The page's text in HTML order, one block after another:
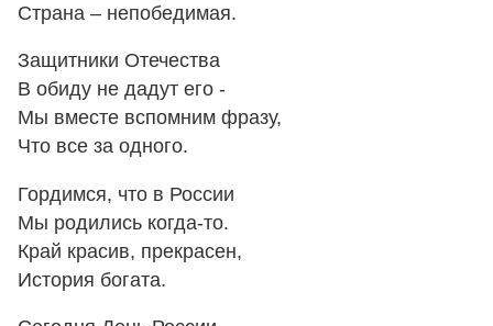
Страна – непобедимая.
Защитники Отечества
В обиду не дадут его -
Мы вместе вспомним фразу,
Что все за одного.
Гордимся, что в России
Мы родились когда-то.
Край красив, прекрасен,
История богата.